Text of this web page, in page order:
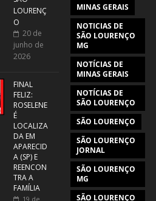
LOURENÇ
O
20 de
junho de
2026
FINAL
FELIZ:
ROSELENE
É
LOCALIZA
DA EM
APARECID
A (SP) E
REENCON
TRA A
FAMÍLIA
19 de
MINAS GERAIS
NOTICIAS DE
SÃO LOURENÇO
MG
NOTÍCIAS DE
MINAS GERAIS
NOTÍCIAS DE
SÃO LOURENÇO
SÃO LOURENÇO
SÃO LOURENÇO
JORNAL
SÃO LOURENÇO
MG
SÃO LOURENÇO